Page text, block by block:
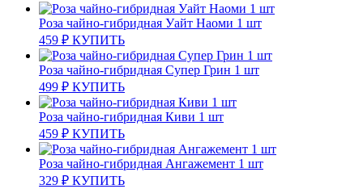
Роза чайно-гибридная Уайт Наоми 1 шт
459 ₽ КУПИТЬ
Роза чайно-гибридная Супер Грин 1 шт
499 ₽ КУПИТЬ
Роза чайно-гибридная Киви 1 шт
459 ₽ КУПИТЬ
Роза чайно-гибридная Ангажемент 1 шт
329 ₽ КУПИТЬ